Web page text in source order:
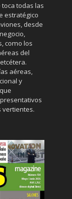
todas las
estratégico
desde
como los
del
aéreas,
y
vertientes.